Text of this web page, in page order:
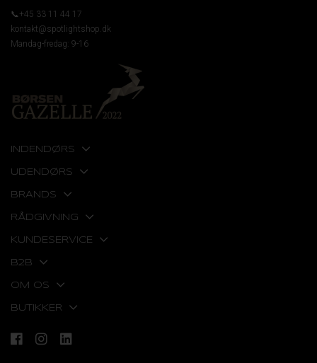
📞+45 33 11 44 17
kontakt@spotlightshop.dk
Mandag-fredag: 9-16
INDENDØRS
UDENDØRS
BRANDS
RÅDGIVNING
KUNDESERVICE
B2B
OM OS
BUTIKKER